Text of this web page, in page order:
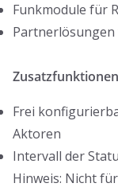
Funkmodule für
Frei
Aktoren
Intervall der
Hinweis: Nicht für